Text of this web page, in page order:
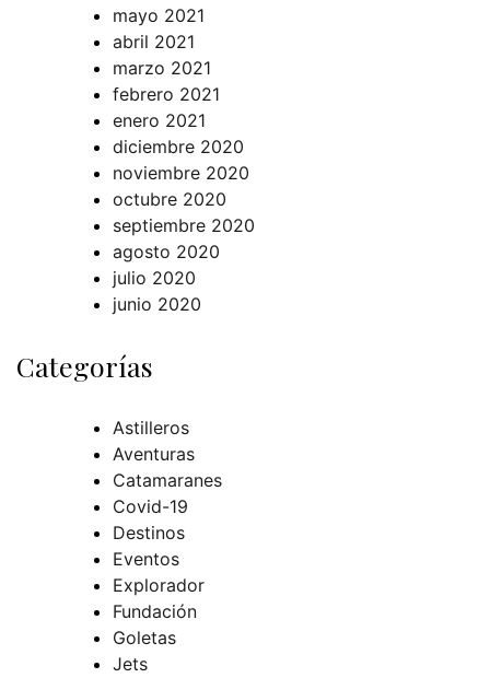
mayo 2021
abril 2021
marzo 2021
febrero 2021
enero 2021
diciembre 2020
noviembre 2020
octubre 2020
septiembre 2020
agosto 2020
julio 2020
junio 2020
Categorías
Astilleros
Aventuras
Catamaranes
Covid-19
Destinos
Eventos
Explorador
Fundación
Goletas
Jets